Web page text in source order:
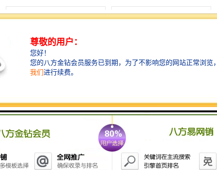
奋成智谷大厦-全球租赁 前海科兴科学园-全球租赁
1
宝安区 西乡
福田华强北 南山科技园
车公庙 保税区
中心区 华强北
南山区 西丽